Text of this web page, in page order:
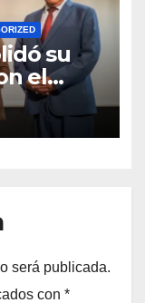
su
el
2026
será publicada.
con *